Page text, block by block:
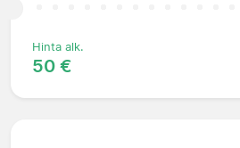
Hinta alk.
50 €